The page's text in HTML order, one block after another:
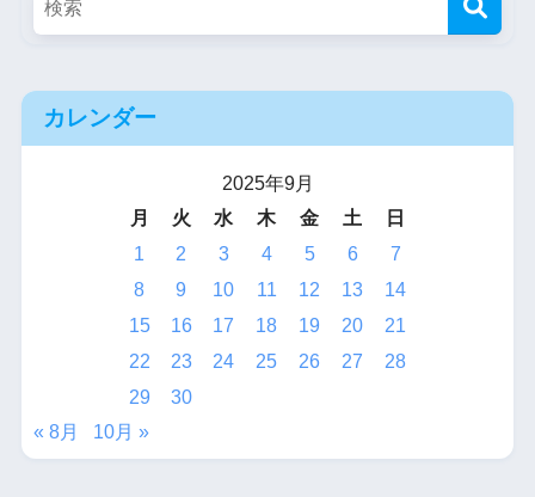
カレンダー
2025年9月
月
火 水 木 金 土
日
1
2 3 4 5 6
7
8
9 10 11 12 13
14
15
16 17 18 19 20
21
22
23 24 25 26 27
28
29
30
« 8月
10月 »